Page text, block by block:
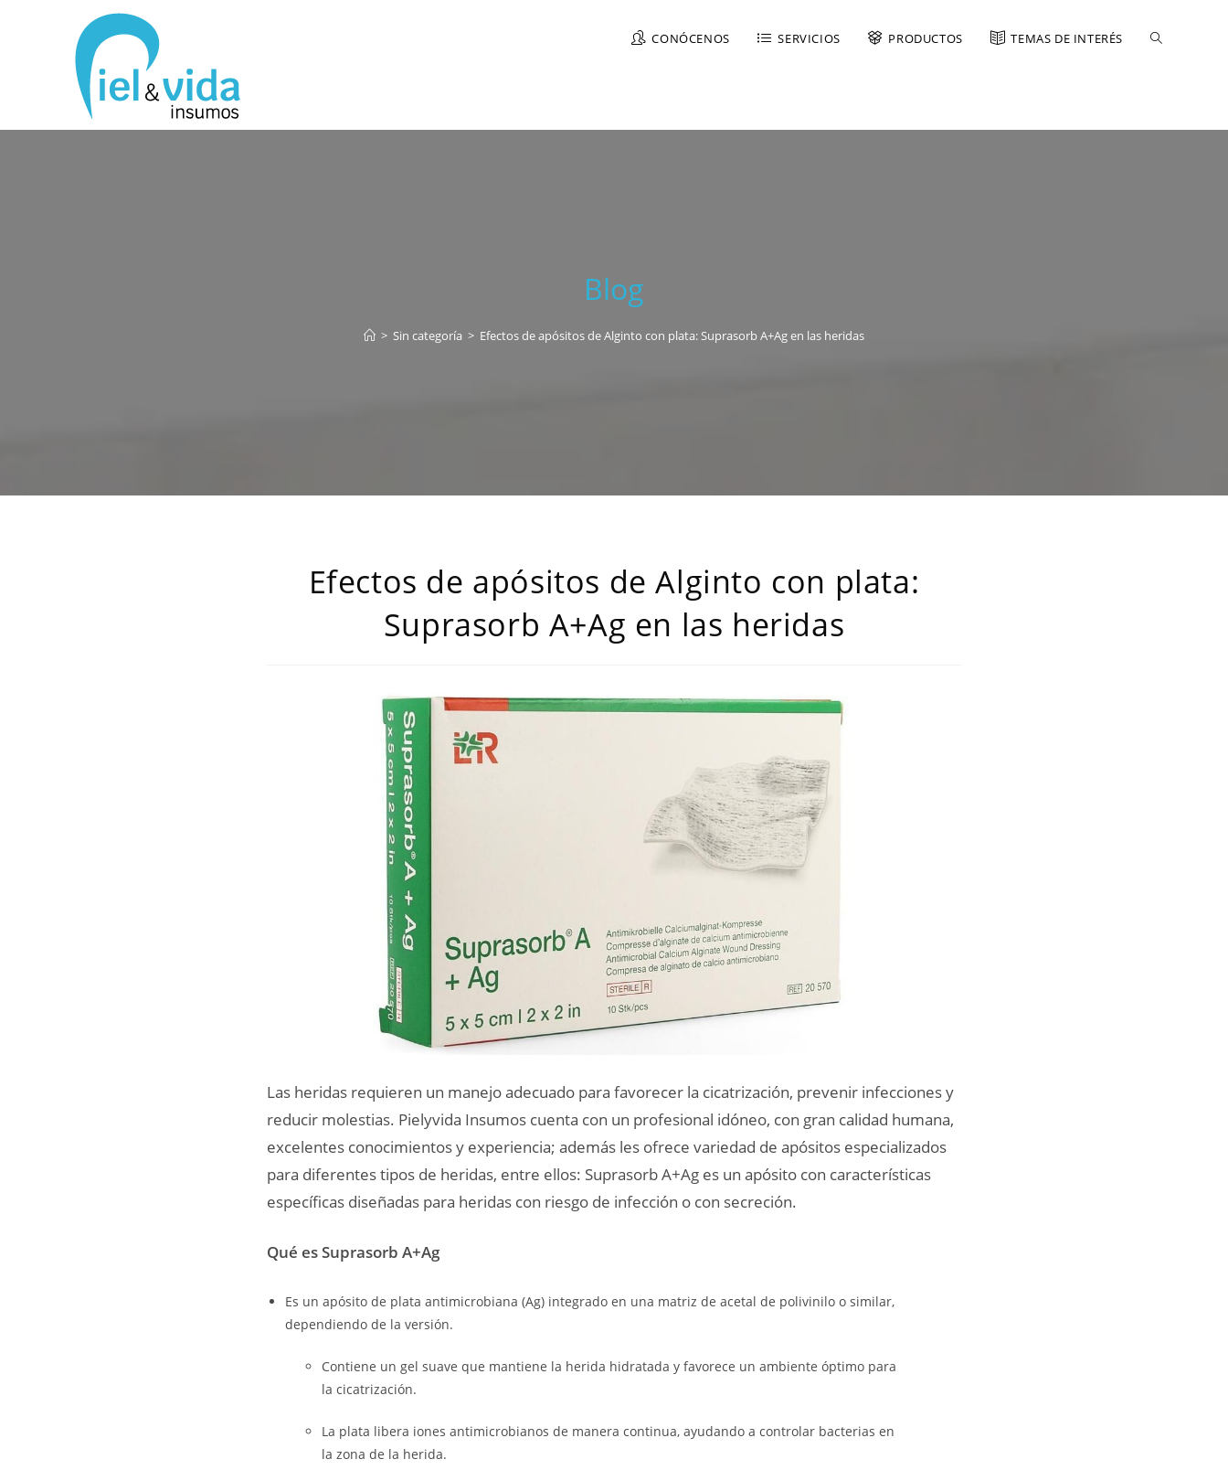
CONÓCENOS SERVICIOS PRODUCTOS TEMAS DE INTERÉS
Blog
> Sin categoría > Efectos de apósitos de Alginto con plata: Suprasorb A+Ag en las heridas
Efectos de apósitos de Alginto con plata:
Suprasorb A+Ag en las heridas
Las heridas requieren un manejo adecuado para favorecer la cicatrización, prevenir infecciones y
reducir molestias. Pielyvida Insumos cuenta con un profesional idóneo, con gran calidad humana,
excelentes conocimientos y experiencia; además les ofrece variedad de apósitos especializados
para diferentes tipos de heridas, entre ellos: Suprasorb A+Ag es un apósito con características
específicas diseñadas para heridas con riesgo de infección o con secreción.
Qué es Suprasorb A+Ag
Es un apósito de plata antimicrobiana (Ag) integrado en una matriz de acetal de polivinilo o similar,
dependiendo de la versión.
Contiene un gel suave que mantiene la herida hidratada y favorece un ambiente óptimo para
la cicatrización.
La plata libera iones antimicrobianos de manera continua, ayudando a controlar bacterias en
la zona de la herida.